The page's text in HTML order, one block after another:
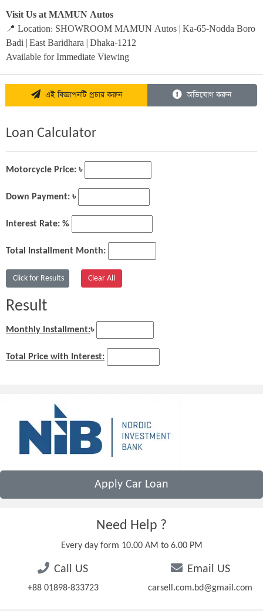
Visit Us at MAMUN Autos
📍 Location: SHOWROOM MAMUN Autos | Ka-65-Nodda Boro
Badi | East Baridhara | Dhaka-1212
Available for Immediate Viewing
এই বিজ্ঞাপনটি প্রচার করুন অভিযোগ করুন
Loan Calculator
Motorcycle Price: ৳
Down Payment: ৳
Interest Rate: %
Total Installment Month:
Result
Monthly Installment:৳
Total Price with Interest:
Apply Car Loan
Need Help ?
Every day form 10.00 AM to 6.00 PM
Call US
+88 01898-833723
Email US
carsell.com.bd@gmail.com